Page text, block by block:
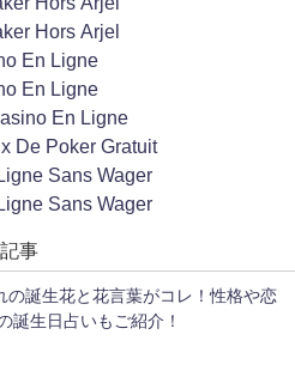
Hors Arjel
En Ligne
En Ligne
En Ligne
De Poker Gratuit
Sans Wager
Sans Wager
事
の誕生花と花言葉がコレ！性格や恋
誕生日占いもご紹介！